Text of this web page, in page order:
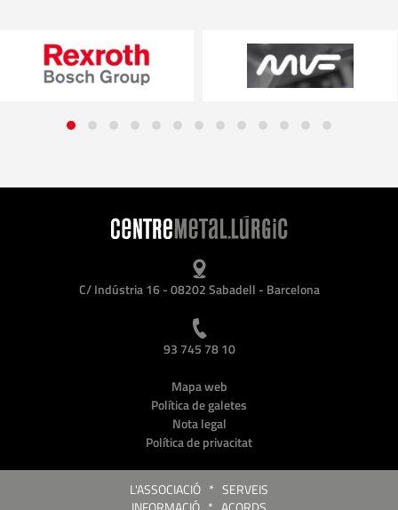
C/ Indústria 16 - 08202 Sabadell - Barcelona
93 745 78 10
Mapa web
Política de galetes
Nota legal
Política de privacitat
L'ASSOCIACIÓ * SERVEIS